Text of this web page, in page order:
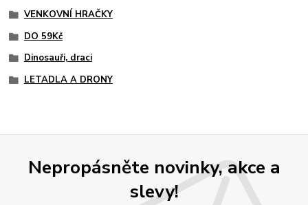
VENKOVNÍ HRAČKY
DO 59Kč
Dinosauři, draci
LETADLA A DRONY
Nepropásněte novinky, akce a
slevy!